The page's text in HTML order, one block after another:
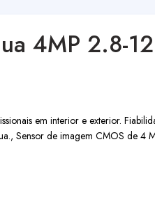
4MP 2.8-
em interior e exterior.
Sensor de imagem CMOS de 4